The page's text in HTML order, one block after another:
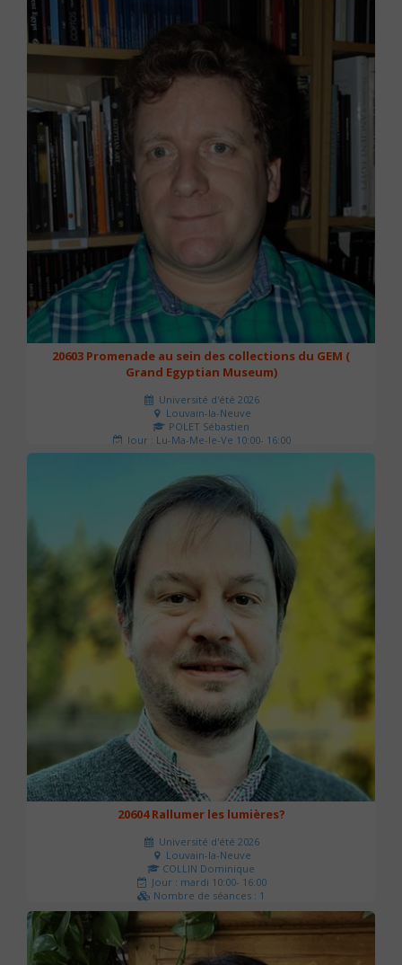
20603 Promenade au sein des collections du GEM (
Grand Egyptian Museum)
Université d'été 2026
Louvain-la-Neuve
POLET Sébastien
Jour : Lu-Ma-Me-Je-Ve 10:00- 16:00
Nombre de séances : 2
20604 Rallumer les lumières?
Université d'été 2026
Louvain-la-Neuve
COLLIN Dominique
Jour : mardi 10:00- 16:00
Nombre de séances : 1
60 €